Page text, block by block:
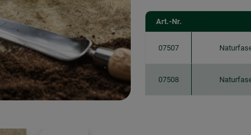
Art.-Nr.
07507
07508